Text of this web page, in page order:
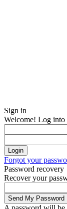
Sign in
Welcome! Log into
Forgot your
Password recovery
Recover your